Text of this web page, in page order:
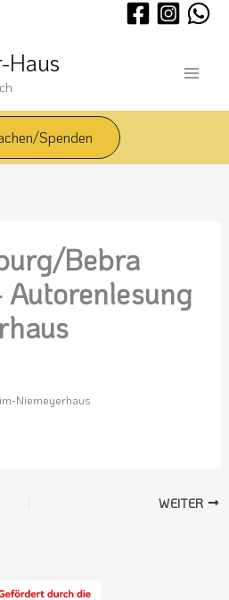
Haus
Spenden
Bebra
Autorenlesung
Niemeyerhaus
WEITER